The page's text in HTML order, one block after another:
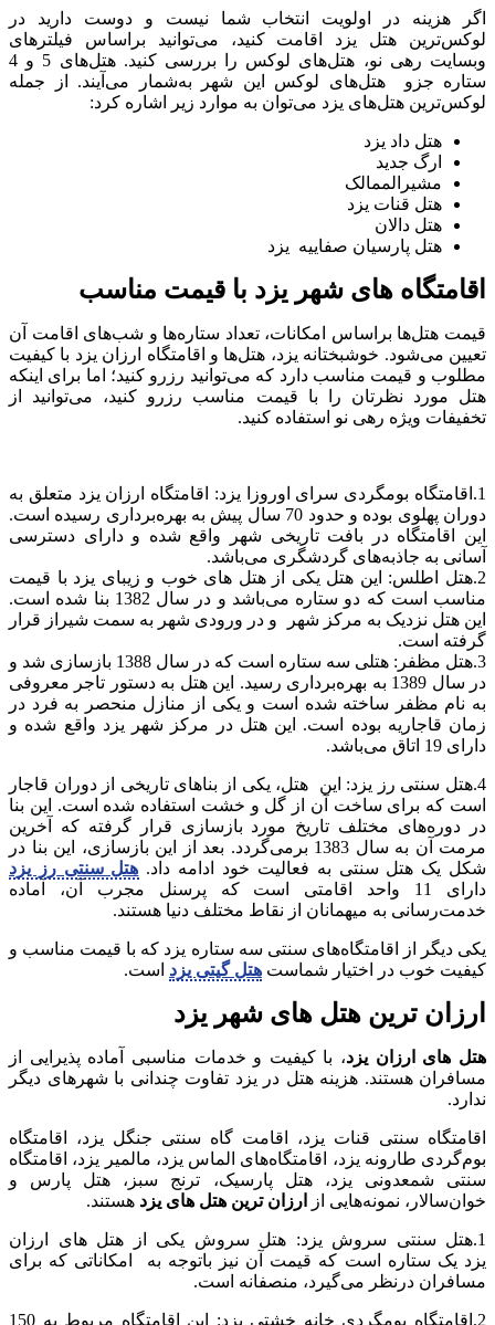
اگر هزینه در اولویت انتخاب شما نیست و دوست دارید در
لوکس‌ترین هتل یزد اقامت کنید، می‌توانید براساس فیلترهای
وبسایت رهی نو، هتل‌های لوکس را بررسی کنید. هتل‌های 5 و 4
ستاره جزو هتل‌‌های لوکس این شهر به‌شمار می‌آیند. از جمله
لوکس‌ترین هتل‌های یزد می‌توان به موارد زیر اشاره کرد:
هتل داد یزد
ارگ جدید
مشیرالممالک
هتل قنات یزد
هتل دالان
هتل پارسیان صفاییه یزد
اقامتگاه های شهر یزد با قیمت مناسب
قیمت هتل‌ها براساس امکانات، تعداد ستاره‌ها و شب‌های اقامت آن
تعیین می‌شود. خوشبختانه یزد، هتل‌ها و اقامتگاه ارزان یزد با کیفیت
مطلوب و قیمت مناسب دارد که می‌توانید رزرو کنید؛ اما برای اینکه
هتل مورد نظرتان را با قیمت مناسب رزرو کنید، می‌توانید از
تخفیفات ویژه رهی نو استفاده کنید.
1.اقامتگاه بومگردی سرای اوروزا یزد: اقامتگاه ارزان یزد متعلق به
دوران پهلوی بوده و حدود 70 سال پیش به بهره‌برداری رسیده است.
این اقامتگاه در بافت تاریخی شهر واقع شده و دارای دسترسی
آسانی به جاذبه‌های گردشگری می‌باشد.
2.هتل اطلس: این هتل یکی از هتل های خوب و زیبای یزد با قیمت
مناسب است که دو ستاره می‌باشد و در سال 1382 بنا شده است.
این هتل نزدیک به مرکز شهر و در ورودی شهر به سمت شیراز قرار
گرفته است.
3.هتل مظفر: هتلی سه ستاره است که در سال 1388 بازسازی شد و
در سال 1389 به بهره‌برداری رسید. این هتل به دستور تاجر معروفی
به نام مظفر ساخته شده است و یکی از منازل منحصر به فرد در
زمان قاجاریه بوده است. این هتل در مرکز شهر یزد واقع شده و
دارای 19 اتاق می‌باشد.
4.هتل سنتی رز یزد: این هتل، یکی از بناهای تاریخی از دوران قاجار
است که برای ساخت آن از گل و خشت استفاده شده است. این بنا
در دوره‌های مختلف تاریخ مورد بازسازی قرار گرفته که آخرین
مرمت آن به سال 1383 برمی‌گردد. بعد از این بازسازی، این بنا در
شکل یک هتل سنتی به فعالیت خود ادامه داد. هتل سنتی رز یزد
دارای 11 واحد اقامتی است که پرسنل مجرب آن، آماده
خدمت‌رسانی به میهمانان از نقاط مختلف دنیا هستند.
یکی دیگر از اقامتگاه‌های سنتی سه ستاره یزد که با قیمت مناسب و
کیفیت خوب در اختیار شماست هتل گیتی یزد است.
ارزان ترین هتل های شهر یزد
هتل‌ های ارزان یزد، با کیفیت و خدمات مناسبی آماده پذیرایی از
مسافران هستند. هزینه هتل در یزد تفاوت چندانی با شهرهای دیگر
ندارد.
اقامتگاه سنتی قنات یزد، اقامت گاه سنتی جنگل یزد، اقامتگاه
بوم‌گردی طارونه یزد، اقامتگاه‌های الماس یزد، مالمیر یزد، اقامتگاه
سنتی شمعدونی یزد، هتل پارسیک، ترنج سبز، هتل پارس و
خوان‌سالار، نمونه‌هایی از
ارزان ترین هتل های یزد هستند.
1.هتل سنتی سروش یزد: هتل سروش یکی از هتل های ارزان
یزد یک ستاره است که قیمت آن نیز باتوجه به امکاناتی که برای
مسافران درنظر می‌گیرد، منصفانه است.
2.اقامتگاه بومگردی خانه خشتی یزد: این اقامتگاه مربوط به 150